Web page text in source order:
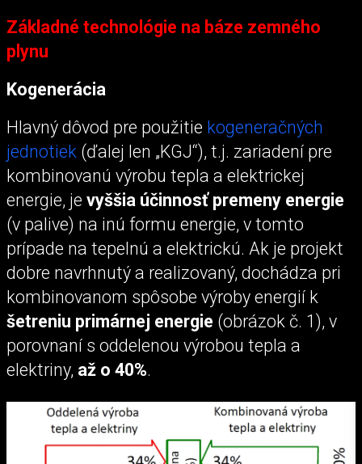
Základné technológie na báze zemného
plynu
Kogenerácia
Hlavný dôvod pre použitie kogeneračných
jednotiek (ďalej len „KGJ“), t.j. zariadení pre
kombinovanú výrobu tepla a elektrickej
energie, je vyššia účinnosť premeny energie
(v palive) na inú formu energie, v tomto
prípade na tepelnú a elektrickú. Ak je projekt
dobre navrhnutý a realizovaný, dochádza pri
kombinovanom spôsobe výroby energií k
šetreniu primárnej energie (obrázok č. 1), v
porovnaní s oddelenou výrobou tepla a
elektriny, až o 40%.